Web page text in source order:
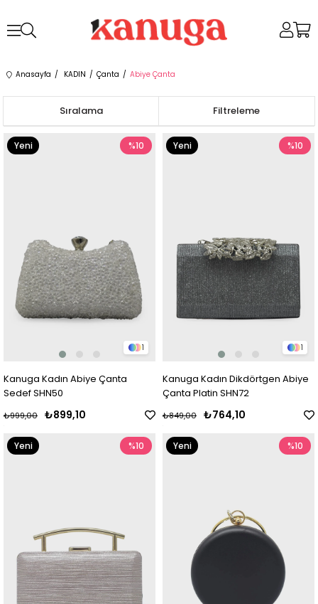
Anasayfa KADIN Çanta Abiye Çanta
Filtreleme
Sıralama
1
Kanuga Kadın Abiye Çanta
Sedef SHN50
₺899,10
₺999,00
%10
Yeni
1
Kanuga Kadın Dikdörtgen Abiye
Çanta Platin SHN72
₺764,10
₺849,00
%10
Yeni
%10
Yeni
%10
Yeni